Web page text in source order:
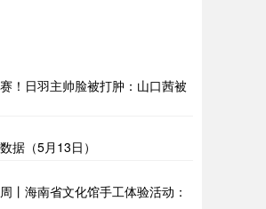
！日羽主帅脸被打肿：山口茜被
据（5月13日）
丨海南省文化馆手工体验活动：